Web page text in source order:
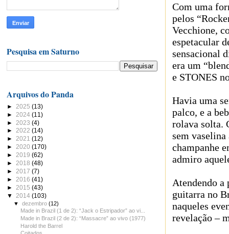
Com uma
pelos
Vecchione,
espetacular
sensacional
era um
e STONES
Havia uma
palco, e a
rolava solta.
sem
champanhe
admiro
Atendendo a
guitarra no
naqueles
revelação –
Pesquisa em Saturno
Arquivos do Panda
► 2025 (13)
► 2024 (11)
► 2023 (4)
► 2022 (14)
► 2021 (12)
► 2020 (170)
► 2019 (62)
► 2018 (48)
► 2017 (7)
► 2016 (41)
► 2015 (43)
▼ 2014 (103)
▼dezembro(12)
Made in Brazil (1 de 2): “Jack o Estripador” ao vi...
Made in Brazil (2 de 2): “Massacre” ao vivo (1977)
Harold the Barrel